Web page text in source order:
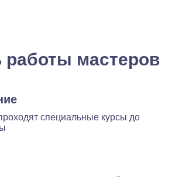
работы мастеров
специальные курсы до